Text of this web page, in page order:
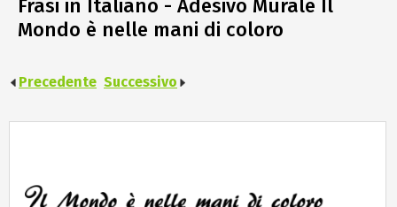
Frasi in Italiano - Adesivo Murale Il
Mondo è nelle mani di coloro
Precedente Successivo